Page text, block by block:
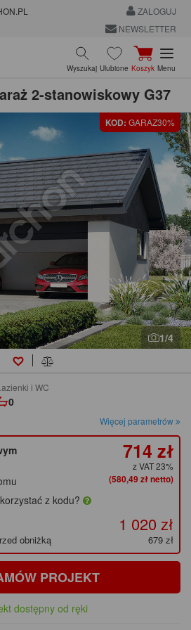
ZALOGUJ
NEWSLETTER
Wyszukaj Ulubione Koszyk Menu
2-stanowiskowy G37
KOD: GARAZ30%
1/4
łazienki i WC
0
Więcej parametrów
714 zł
z VAT 23%
(580,49 zł netto)
z kodu?
1 020 zł
obniżką 679 zł
PROJEKT
dostępny od ręki